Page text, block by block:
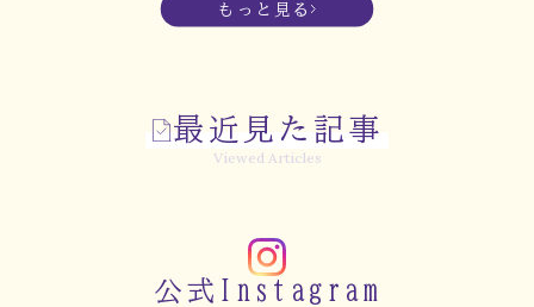
もっと見る
最近見た記事
Viewed Articles
公式Instagram